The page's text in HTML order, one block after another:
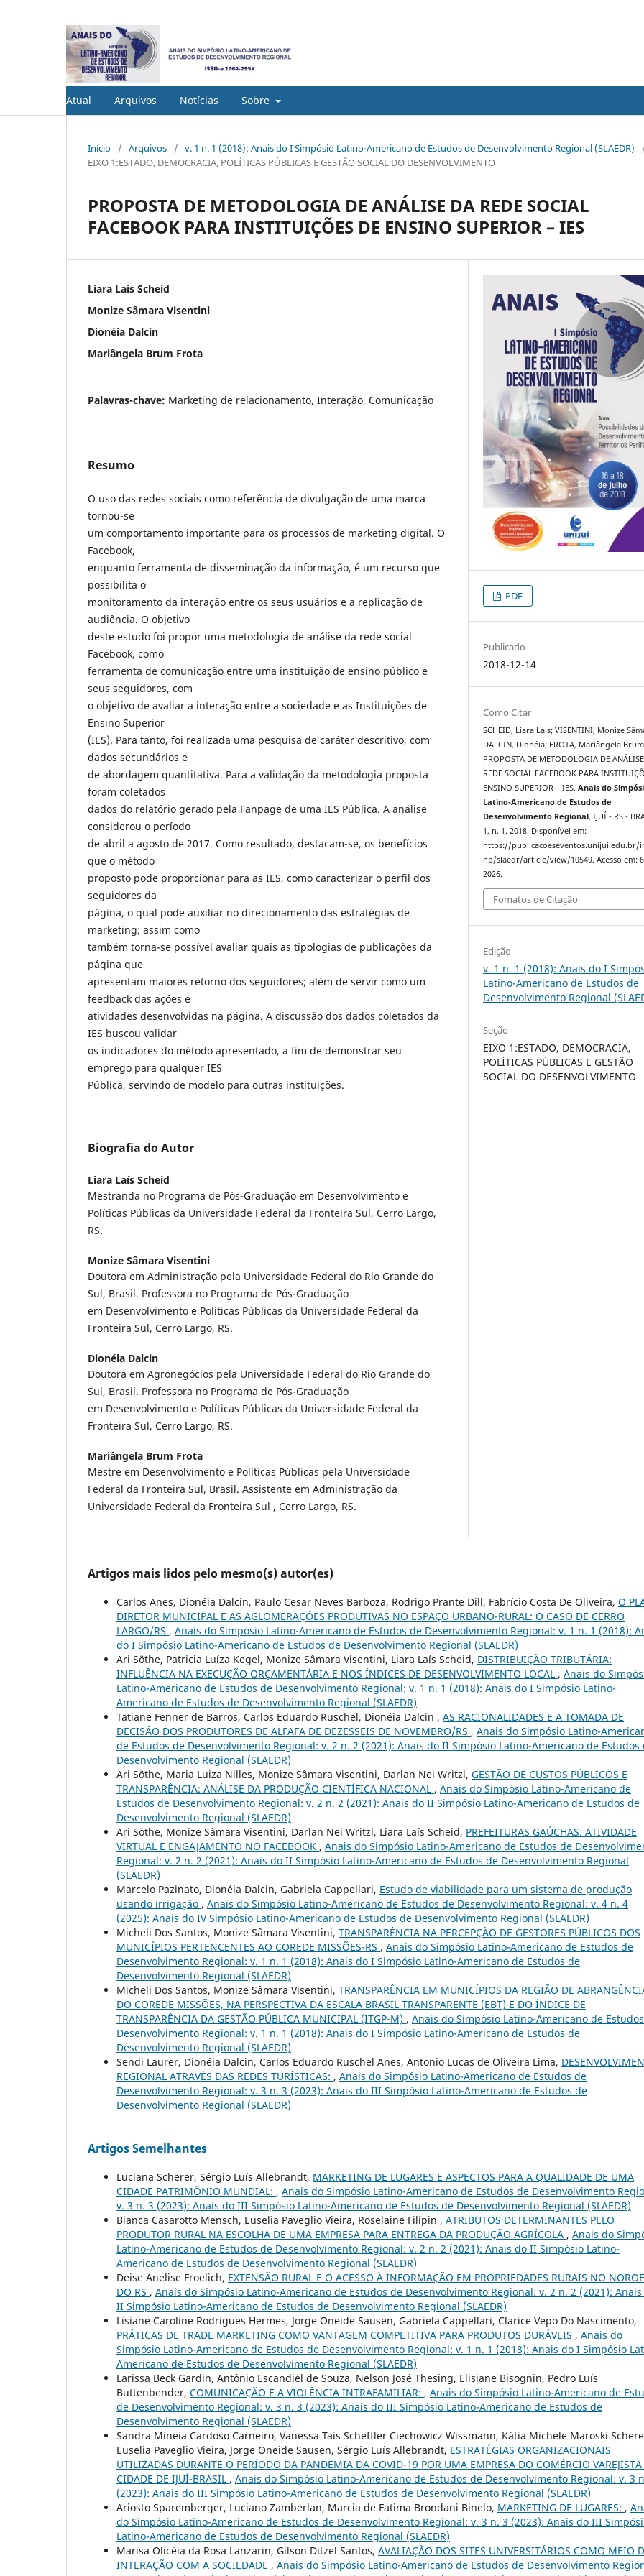
Atual Arquivos Notícias Sobre
Início / Arquivos / v. 1 n. 1 (2018): Anais do I Simpósio Latino-Americano de Estudos de Desenvolvimento Regional (SLAEDR)
EIXO 1:ESTADO, DEMOCRACIA, POLÍTICAS PÚBLICAS E GESTÃO SOCIAL DO DESENVOLVIMENTO
PROPOSTA DE METODOLOGIA DE ANÁLISE DA REDE SOCIAL
FACEBOOK PARA INSTITUIÇÕES DE ENSINO SUPERIOR – IES
Liara Laís Scheid
Monize Sâmara Visentini
Dionéia Dalcin
Mariângela Brum Frota
Palavras-chave: Marketing de relacionamento, Interação, Comunicação
Resumo
O uso das redes sociais como referência de divulgação de uma marca
tornou-se
um comportamento importante para os processos de marketing digital. O
Facebook,
enquanto ferramenta de disseminação da informação, é um recurso que
possibilita o
monitoramento da interação entre os seus usuários e a replicação de
audiência. O objetivo
deste estudo foi propor uma metodologia de análise da rede social
Facebook, como
ferramenta de comunicação entre uma instituição de ensino público e
seus seguidores, com
o objetivo de avaliar a interação entre a sociedade e as Instituições de
Ensino Superior
(IES). Para tanto, foi realizada uma pesquisa de caráter descritivo, com
dados secundários e
de abordagem quantitativa. Para a validação da metodologia proposta
foram coletados
dados do relatório gerado pela Fanpage de uma IES Pública. A análise
considerou o período
de abril a agosto de 2017. Como resultado, destacam-se, os benefícios
que o método
proposto pode proporcionar para as IES, como caracterizar o perfil dos
seguidores da
página, o qual pode auxiliar no direcionamento das estratégias de
marketing; assim como
também torna-se possível avaliar quais as tipologias de publicações da
página que
apresentam maiores retorno dos seguidores; além de servir como um
feedback das ações e
atividades desenvolvidas na página. A discussão dos dados coletados da
IES buscou validar
os indicadores do método apresentado, a fim de demonstrar seu
emprego para qualquer IES
Pública, servindo de modelo para outras instituições.
Biografia do Autor
Liara Laís Scheid
Mestranda no Programa de Pós-Graduação em Desenvolvimento e
Políticas Públicas da Universidade Federal da Fronteira Sul, Cerro Largo,
RS.
Monize Sâmara Visentini
Doutora em Administração pela Universidade Federal do Rio Grande do
Sul, Brasil. Professora no Programa de Pós-Graduação
em Desenvolvimento e Políticas Públicas da Universidade Federal da
Fronteira Sul, Cerro Largo, RS.
Dionéia Dalcin
Doutora em Agronegócios pela Universidade Federal do Rio Grande do
Sul, Brasil. Professora no Programa de Pós-Graduação
em Desenvolvimento e Políticas Públicas da Universidade Federal da
Fronteira Sul, Cerro Largo, RS.
Mariângela Brum Frota
Mestre em Desenvolvimento e Políticas Públicas pela Universidade
Federal da Fronteira Sul, Brasil. Assistente em Administração da
Universidade Federal da Fronteira Sul , Cerro Largo, RS.
PDF
Publicado
2018-12-14
Como Citar
SCHEID, Liara Laís; VISENTINI, Monize
DALCIN, Dionéia; FROTA, Mariângela
PROPOSTA DE METODOLOGIA DE
REDE SOCIAL FACEBOOK PARA
ENSINO SUPERIOR – IES.Anais do
Latino-Americano de Estudos de
Desenvolvimento Regional, IJUÍ - RS -
1, n. 1, 2018. Disponível em:
https://publicacoeseventos.unijui.edu.br/
hp/slaedr/article/view/10549. Acesso em:
2026.
Fomatos de Citação
Edição
v. 1 n. 1 (2018): Anais do I
Latino-Americano de Estudos de
Desenvolvimento Regional
Seção
EIXO 1:ESTADO, DEMOCRACIA,
POLÍTICAS PÚBLICAS E GESTÃO
SOCIAL DO DESENVOLVIMENTO
Artigos mais lidos pelo mesmo(s) autor(es)
Carlos Anes, Dionéia Dalcin, Paulo Cesar Neves Barboza, Rodrigo Prante Dill, Fabrício Costa De Oliveira, O
DIRETOR MUNICIPAL E AS AGLOMERAÇÕES PRODUTIVAS NO ESPAÇO URBANO-RURAL: O CASO DE CERRO
LARGO/RS , Anais do Simpósio Latino-Americano de Estudos de Desenvolvimento Regional: v. 1 n. 1 (2018):
do I Simpósio Latino-Americano de Estudos de Desenvolvimento Regional (SLAEDR)
Ari Söthe, Patricia Luíza Kegel, Monize Sâmara Visentini, Liara Laís Scheid, DISTRIBUIÇÃO TRIBUTÁRIA:
INFLUÊNCIA NA EXECUÇÃO ORÇAMENTÁRIA E NOS ÍNDICES DE DESENVOLVIMENTO LOCAL , Anais do
Latino-Americano de Estudos de Desenvolvimento Regional: v. 1 n. 1 (2018): Anais do I Simpósio Latino-
Americano de Estudos de Desenvolvimento Regional (SLAEDR)
Tatiane Fenner de Barros, Carlos Eduardo Ruschel, Dionéia Dalcin , AS RACIONALIDADES E A TOMADA DE
DECISÃO DOS PRODUTORES DE ALFAFA DE DEZESSEIS DE NOVEMBRO/RS , Anais do Simpósio Latino-
de Estudos de Desenvolvimento Regional: v. 2 n. 2 (2021): Anais do II Simpósio Latino-Americano de Estudos
Desenvolvimento Regional (SLAEDR)
Ari Söthe, Maria Luiza Nilles, Monize Sâmara Visentini, Darlan Nei Writzl, GESTÃO DE CUSTOS PÚBLICOS E
TRANSPARÊNCIA: ANÁLISE DA PRODUÇÃO CIENTÍFICA NACIONAL , Anais do Simpósio Latino-Americano de
Estudos de Desenvolvimento Regional: v. 2 n. 2 (2021): Anais do II Simpósio Latino-Americano de Estudos de
Desenvolvimento Regional (SLAEDR)
Ari Söthe, Monize Sâmara Visentini, Darlan Nei Writzl, Liara Laís Scheid, PREFEITURAS GAÚCHAS: ATIVIDADE
VIRTUAL E ENGAJAMENTO NO FACEBOOK , Anais do Simpósio Latino-Americano de Estudos de
Regional: v. 2 n. 2 (2021): Anais do II Simpósio Latino-Americano de Estudos de Desenvolvimento Regional
(SLAEDR)
Marcelo Pazinato, Dionéia Dalcin, Gabriela Cappellari, Estudo de viabilidade para um sistema de produção
usando irrigação , Anais do Simpósio Latino-Americano de Estudos de Desenvolvimento Regional: v. 4 n. 4
(2025): Anais do IV Simpósio Latino-Americano de Estudos de Desenvolvimento Regional (SLAEDR)
Micheli Dos Santos, Monize Sâmara Visentini, TRANSPARÊNCIA NA PERCEPÇÃO DE GESTORES PÚBLICOS DOS
MUNICÍPIOS PERTENCENTES AO COREDE MISSÕES-RS , Anais do Simpósio Latino-Americano de Estudos de
Desenvolvimento Regional: v. 1 n. 1 (2018): Anais do I Simpósio Latino-Americano de Estudos de
Desenvolvimento Regional (SLAEDR)
Micheli Dos Santos, Monize Sâmara Visentini, TRANSPARÊNCIA EM MUNICÍPIOS DA REGIÃO DE
DO COREDE MISSÕES, NA PERSPECTIVA DA ESCALA BRASIL TRANSPARENTE (EBT) E DO ÍNDICE DE
TRANSPARÊNCIA DA GESTÃO PÚBLICA MUNICIPAL (ITGP-M) , Anais do Simpósio Latino-Americano de
Desenvolvimento Regional: v. 1 n. 1 (2018): Anais do I Simpósio Latino-Americano de Estudos de
Desenvolvimento Regional (SLAEDR)
Sendi Laurer, Dionéia Dalcin, Carlos Eduardo Ruschel Anes, Antonio Lucas de Oliveira Lima,
REGIONAL ATRAVÉS DAS REDES TURÍSTICAS: , Anais do Simpósio Latino-Americano de Estudos de
Desenvolvimento Regional: v. 3 n. 3 (2023): Anais do III Simpósio Latino-Americano de Estudos de
Desenvolvimento Regional (SLAEDR)
Artigos Semelhantes
Luciana Scherer, Sérgio Luís Allebrandt, MARKETING DE LUGARES E ASPECTOS PARA A QUALIDADE DE UMA
CIDADE PATRIMÔNIO MUNDIAL: , Anais do Simpósio Latino-Americano de Estudos de Desenvolvimento
v. 3 n. 3 (2023): Anais do III Simpósio Latino-Americano de Estudos de Desenvolvimento Regional (SLAEDR)
Bianca Casarotto Mensch, Euselia Paveglio Vieira, Roselaine Filipin , ATRIBUTOS DETERMINANTES PELO
PRODUTOR RURAL NA ESCOLHA DE UMA EMPRESA PARA ENTREGA DA PRODUÇÃO AGRÍCOLA , Anais do
Latino-Americano de Estudos de Desenvolvimento Regional: v. 2 n. 2 (2021): Anais do II Simpósio Latino-
Americano de Estudos de Desenvolvimento Regional (SLAEDR)
Deise Anelise Froelich, EXTENSÃO RURAL E O ACESSO À INFORMAÇÃO EM PROPRIEDADES RURAIS NO
DO RS , Anais do Simpósio Latino-Americano de Estudos de Desenvolvimento Regional: v. 2 n. 2 (2021):
II Simpósio Latino-Americano de Estudos de Desenvolvimento Regional (SLAEDR)
Lisiane Caroline Rodrigues Hermes, Jorge Oneide Sausen, Gabriela Cappellari, Clarice Vepo Do Nascimento,
PRÁTICAS DE TRADE MARKETING COMO VANTAGEM COMPETITIVA PARA PRODUTOS DURÁVEIS , Anais do
Simpósio Latino-Americano de Estudos de Desenvolvimento Regional: v. 1 n. 1 (2018): Anais do I Simpósio
Americano de Estudos de Desenvolvimento Regional (SLAEDR)
Larissa Beck Gardin, Antônio Escandiel de Souza, Nelson José Thesing, Elisiane Bisognin, Pedro Luís
Buttenbender, COMUNICAÇÃO E A VIOLÊNCIA INTRAFAMILIAR: , Anais do Simpósio Latino-Americano de
de Desenvolvimento Regional: v. 3 n. 3 (2023): Anais do III Simpósio Latino-Americano de Estudos de
Desenvolvimento Regional (SLAEDR)
Sandra Mineia Cardoso Carneiro, Vanessa Tais Scheffler Ciechowicz Wissmann, Kátia Michele Maroski
Euselia Paveglio Vieira, Jorge Oneide Sausen, Sérgio Luís Allebrandt, ESTRATÉGIAS ORGANIZACIONAIS
UTILIZADAS DURANTE O PERÍODO DA PANDEMIA DA COVID-19 POR UMA EMPRESA DO COMÉRCIO
CIDADE DE IJUÍ-BRASIL , Anais do Simpósio Latino-Americano de Estudos de Desenvolvimento Regional: v. 3
(2023): Anais do III Simpósio Latino-Americano de Estudos de Desenvolvimento Regional (SLAEDR)
Ariosto Sparemberger, Luciano Zamberlan, Marcia de Fatima Brondani Binelo, MARKETING DE LUGARES: ,
do Simpósio Latino-Americano de Estudos de Desenvolvimento Regional: v. 3 n. 3 (2023): Anais do III
Latino-Americano de Estudos de Desenvolvimento Regional (SLAEDR)
Marisa Olicéia da Rosa Lanzarin, Gilson Ditzel Santos, AVALIAÇÃO DOS SITES UNIVERSITÁRIOS COMO MEIO
INTERAÇÃO COM A SOCIEDADE , Anais do Simpósio Latino-Americano de Estudos de Desenvolvimento